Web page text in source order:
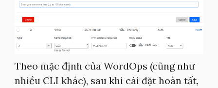
Theo mặc định của WordOps (cũng như
nhiều CLI khác), sau khi cài đặt hoàn tất,